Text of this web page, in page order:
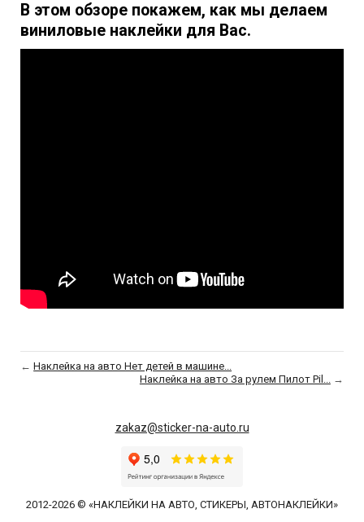
В этом обзоре покажем, как мы делаем
виниловые наклейки для Вас.
←Наклейка на авто Нет детей в машине...
Наклейка на авто За рулем Пилот Pil...
→
zakaz@sticker-na-auto.ru
2012-2026 © «НАКЛЕЙКИ НА АВТО, СТИКЕРЫ, АВТОНАКЛЕЙКИ»